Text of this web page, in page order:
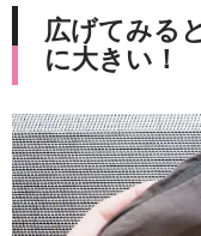
広げてみる
に大きい！